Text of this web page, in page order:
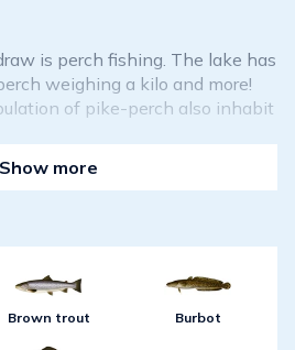
is perch fishing. The lake has
weighing a kilo and more!
of pike-perch also inhabit
Show more
Brown trout Burbot